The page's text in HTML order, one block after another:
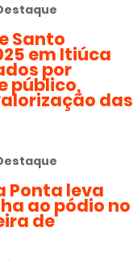
Santo
em Itiúca
por
público,
das
Ponta leva
ao pódio no
de